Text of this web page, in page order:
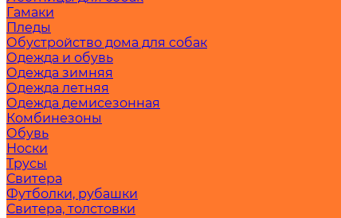
Гамаки
Пледы
Обустройство дома для собак
Одежда и обувь
Одежда зимняя
Одежда летняя
Одежда демисезонная
Комбинезоны
Обувь
Носки
Трусы
Свитера
Футболки, рубашки
Свитера, толстовки